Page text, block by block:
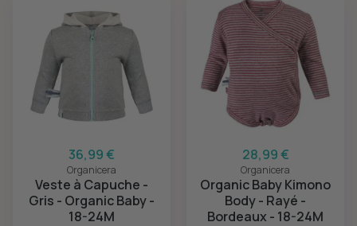
36,99 €
Organicera
Veste à Capuche -
Gris - Organic Baby -
18-24M
28,99 €
Organicera
Organic Baby Kimono
Body - Rayé -
Bordeaux - 18-24M